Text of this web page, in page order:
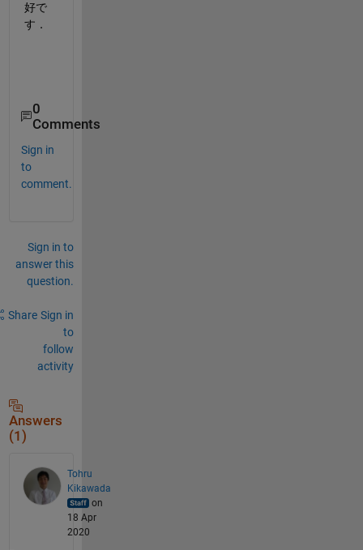
好で
す．
0
Comments
Sign in
to
comment.
Sign in to
answer this
question.
Share Sign in
to
follow
activity
Answers
(1)
Tohru
Kikawada
on
18 Apr
2020